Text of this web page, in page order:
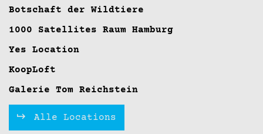
Botschaft der Wildtiere
1000 Satellites Raum Hamburg
Yes Location
KoopLoft
Galerie Tom Reichstein
Alle Locations